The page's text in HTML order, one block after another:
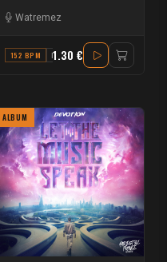
Watremez
152 BPM F1.30 €
ALBUM